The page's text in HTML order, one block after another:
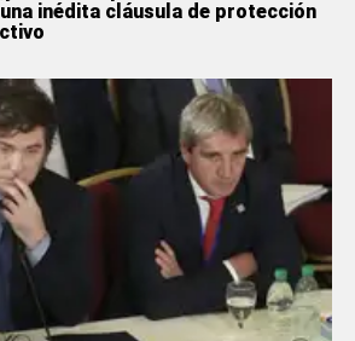
inédita cláusula de protección